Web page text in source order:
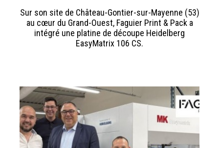
Sur son site de Château-Gontier-sur-Mayenne (53)
au cœur du Grand-Ouest, Faguier Print & Pack a
intégré une platine de découpe Heidelberg
EasyMatrix 106 CS.